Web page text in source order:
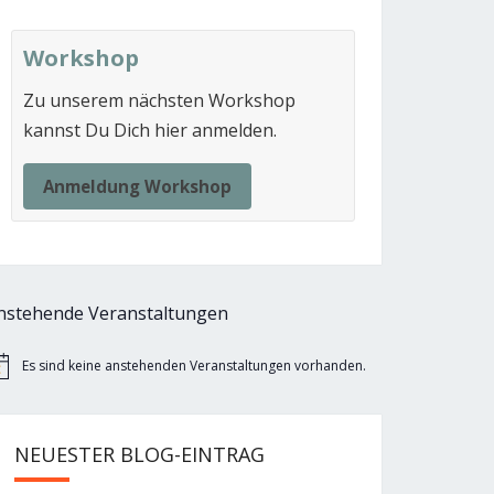
Workshop
Zu unserem nächsten Workshop
kannst Du Dich hier anmelden.
Anmeldung Workshop
Veranstaltungen
Es sind keine anstehenden Veranstaltungen vorhanden.
NEUESTER BLOG-EINTRAG